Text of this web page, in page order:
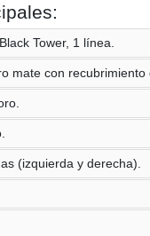
Tower, 1 línea.
mate con recubrimiento
(izquierda y derecha).